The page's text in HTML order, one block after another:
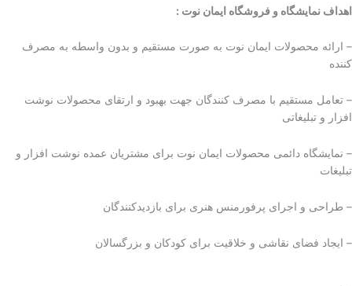
اهداف نمایشگاه و فروشگاه ایمان نوت :
– ارائه محصولات ایمان نوت به صورت مستقیم و بدون واسطه به مصرف
کننده
– تعامل مستقیم با مصرف کنندگان جهت بهبود و ارتقای محصولات نوشت
افزار و تبلیغاتی
– نمایشگاه دائمی محصولات ایمان نوت برای مشتریان عمده نوشت افزار و
تبلیغات
– طراحی و اجرای پرفورمنس هنری برای بازدیدکنندگان
– ایجاد فضای نقاشی و خلاقیت برای کودکان و بزرگسالان